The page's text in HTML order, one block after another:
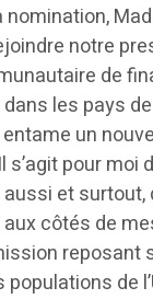
notre
de
les pays de
un
pour moi
et surtout,
côtés de
reposant
de